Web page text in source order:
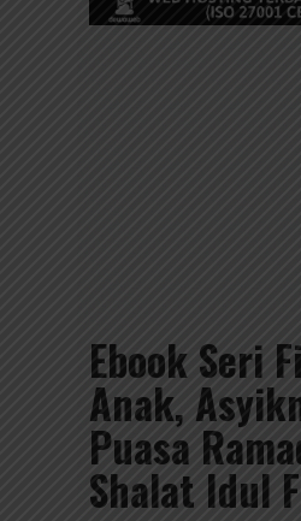
Ebook Seri
Anak,
Puasa
Shalat Idul